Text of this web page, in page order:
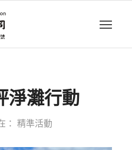
淨灘行動
： 精準活動